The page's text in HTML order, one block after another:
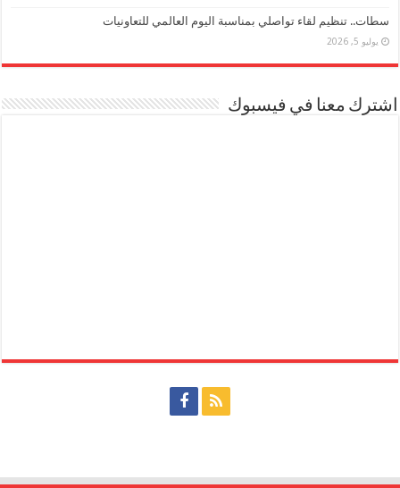
سطات.. تنظيم لقاء تواصلي بمناسبة اليوم العالمي للتعاونيات
يوليو 5, 2026
اشترك معنا في فيسبوك